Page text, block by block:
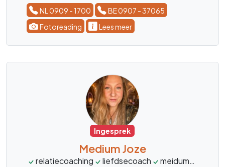
NL 0909 - 1700
BE 0907 - 37065
Fotoreading
Lees meer
Ingesprek
Medium Joze
relatiecoaching liefdsecoach meidum